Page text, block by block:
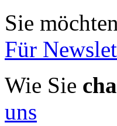
Sie
Für
Wie Sie
uns